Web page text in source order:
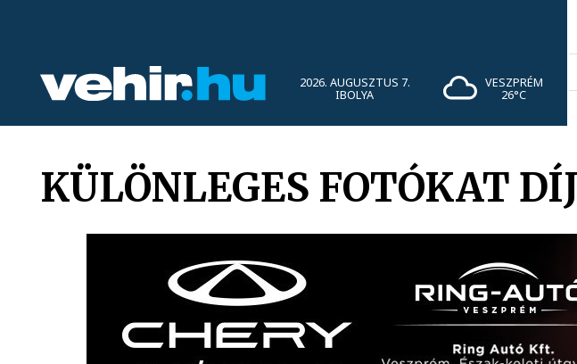
2026. AUGUSZTUS 7.
IBOLYA
VESZPRÉM
26°C
KÜLÖNLEGES FOTÓKAT